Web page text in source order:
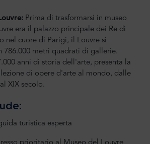
Prima di trasformarsi in museo
era il palazzo principale dei Re di
nel cuore di Parigi, il Louvre si
786.000 metri quadrati di gallerie.
anni di storia dell'arte, presenta la
di opere d'arte al mondo, dalle
XIX secolo.
turistica esperta